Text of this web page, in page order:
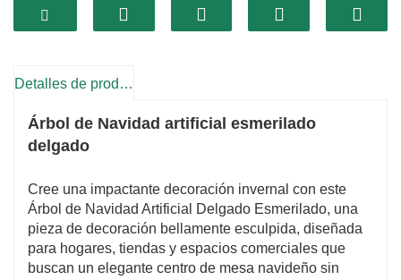
encantadora pieza central para su decoración
navideña. Este árbol presenta un diseño exuberante
integrarse perfectamente en diversos espacios,
Fabricado con materiales de alta calidad, el CQ17-
T024-30J-1 está diseñado para durar muchas
detalle en su construcción demuestra su maestría,
convirtiéndolo en una pieza destacada en su
colección festiva. Este árbol no solo realza su
decoración, sino que también contribuye a la calidez y
alegría del ambiente navideño.
Detalles de producto
Árbol de Navidad artificial esmerilado
delgado
Cree una impactante decoración invernal con este
Árbol de Navidad Artificial Delgado Esmerilado, una
pieza de decoración bellamente esculpida, diseñada
para hogares, tiendas y espacios comerciales que
buscan un elegante centro de mesa navideño sin